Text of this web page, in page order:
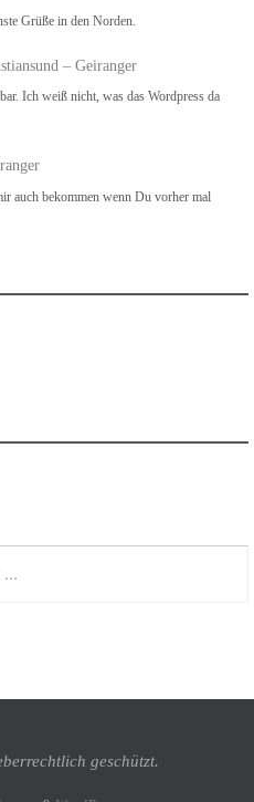
Grüße in den Norden.
– Geiranger
Ich weiß nicht, was das Wordpress da
auch bekommen wenn Du vorher mal
geschützt.